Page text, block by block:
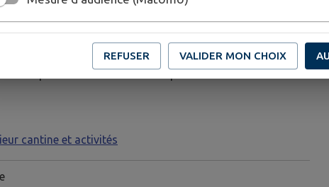
intérieur cantine et activités (inscriptions et tarifs)
au restaurant scolaire et activités seront effectués
mois pour le mois suivant et le paiement entre le 25 et 30
cantine et activités
REFUSER VALIDER MON CHOIX